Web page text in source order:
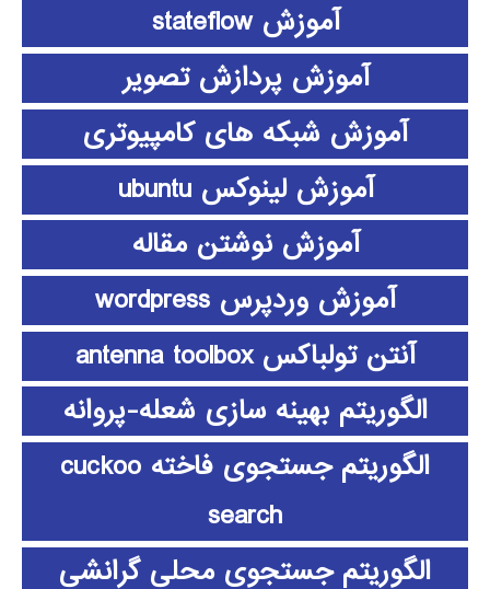
آموزش stateflow
آموزش پردازش تصویر
آموزش شبکه های کامپیوتری
آموزش لینوکس ubuntu
آموزش نوشتن مقاله
آموزش وردپرس wordpress
آنتن تولباکس antenna toolbox
الگوریتم بهینه سازی شعله-پروانه
الگوریتم جستجوی فاخته cuckoo
search
الگوریتم جستجوی محلی گرانشی